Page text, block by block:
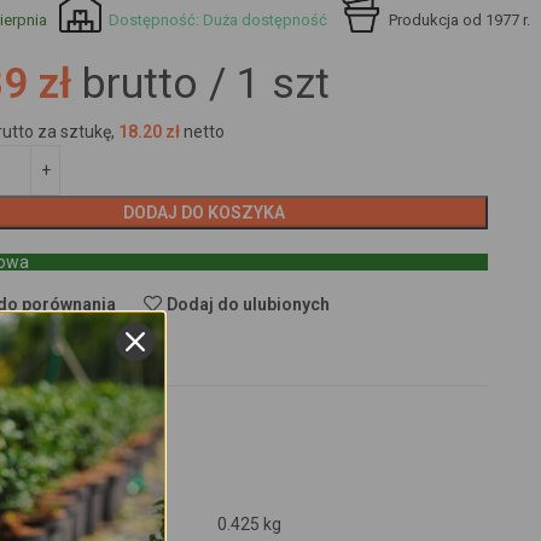
Dostępność: Duża dostępność Produkcja od 1977 r.
zł brutto / 1 szt
za sztukę, 18.20 zł netto
DODAJ DO KOSZYKA
porównania Dodaj do ulubionych
(0)
0.425 kg